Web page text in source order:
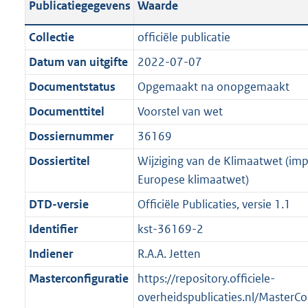
i
e
i
n
f
r
m
a
4
K
b
t
i
e
i
n
o
r
a
t
:
K
b
a
t
i
e
i
f
o
m
a
t
e
6
K
b
c
a
t
i
e
n
f
r
m
a
a
t
t
:
1
0
b
a
n
d
s
g
r
o
t
t
e
:
2
K
b
a
n
d
s
g
r
o
t
t
e
:
2
K
b
Publicatiegegevens Waarde
Collectie
officiële publicatie
Datum van uitgifte
2022-07-07
Documentstatus
Opgemaakt na onopgemaakt
Documenttitel
Voorstel van wet
Dossiernummer
36169
Dossiertitel
Wijziging van de Klimaatwet
Europese klimaatwet)
DTD-versie
Officiële Publicaties, versie 1.1
Identifier
kst-36169-2
Indiener
R.A.A. Jetten
Masterconfiguratie
https://repository.officiele-
overheidspublicaties.nl/